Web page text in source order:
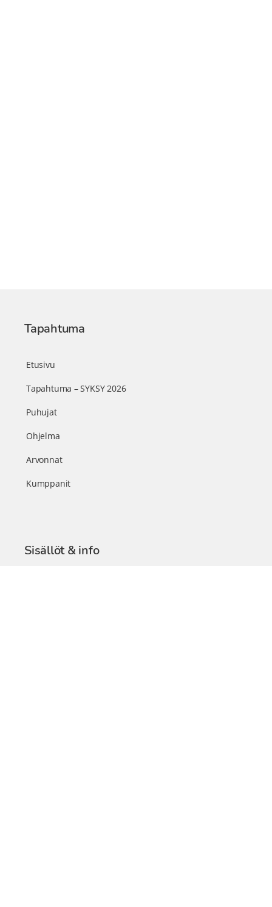
Tapahtuma
Etusivu
Tapahtuma – SYKSY 2026
Puhujat
Ohjelma
Arvonnat
Kumppanit
Sisällöt & info